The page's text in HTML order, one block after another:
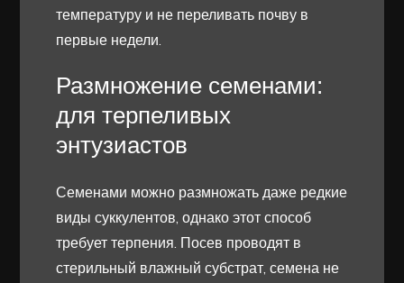
температуру и не переливать почву в
первые недели.
Размножение семенами:
для терпеливых
энтузиастов
Семенами можно размножать даже редкие
виды суккулентов, однако этот способ
требует терпения. Посев проводят в
стерильный влажный субстрат, семена не